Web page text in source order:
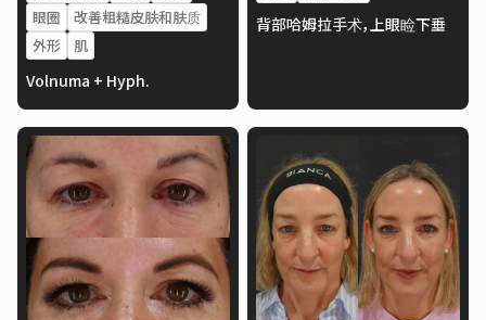
眼圈
改善粗糙皮肤和肤质
外形
肌
Volnuma + Hyph.
背部哈姆拉手术，上眼睑下垂